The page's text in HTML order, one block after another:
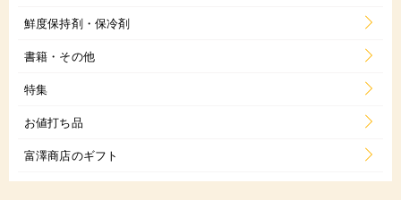
鮮度保持剤・保冷剤
書籍・その他
特集
お値打ち品
富澤商店のギフト